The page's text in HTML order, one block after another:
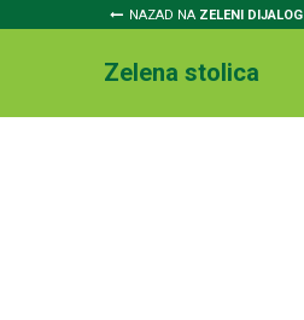
NAZAD NA ZELENI DIJALOG
Zelena stolica